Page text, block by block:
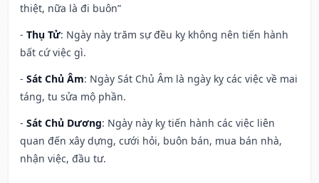
thiệt, nữa là đi buôn”
- Thụ Tử: Ngày này trăm sự đều kỵ không nên tiến hành
bất cứ việc gì.
- Sát Chủ Âm: Ngày Sát Chủ Âm là ngày kỵ các việc về mai
táng, tu sửa mộ phần.
- Sát Chủ Dương: Ngày này kỵ tiến hành các việc liên
quan đến xây dựng, cưới hỏi, buôn bán, mua bán nhà,
nhận việc, đầu tư.